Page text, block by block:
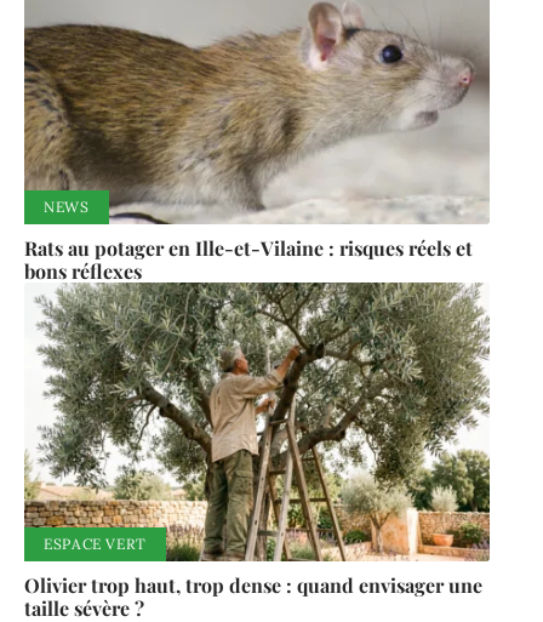
NEWS
Rats au potager en Ille-et-Vilaine : risques réels et
bons réflexes
ESPACE VERT
Olivier trop haut, trop dense : quand envisager une
taille sévère ?